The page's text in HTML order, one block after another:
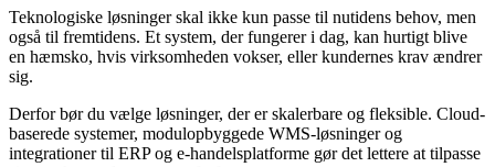
Teknologiske løsninger skal ikke kun passe til nutidens behov, men
også til fremtidens. Et system, der fungerer i dag, kan hurtigt blive
en hæmsko, hvis virksomheden vokser, eller kundernes krav ændrer
sig.
Derfor bør du vælge løsninger, der er skalerbare og fleksible. Cloud-
baserede systemer, modulopbyggede WMS-løsninger og
integrationer til ERP og e-handelsplatforme gør det lettere at tilpasse